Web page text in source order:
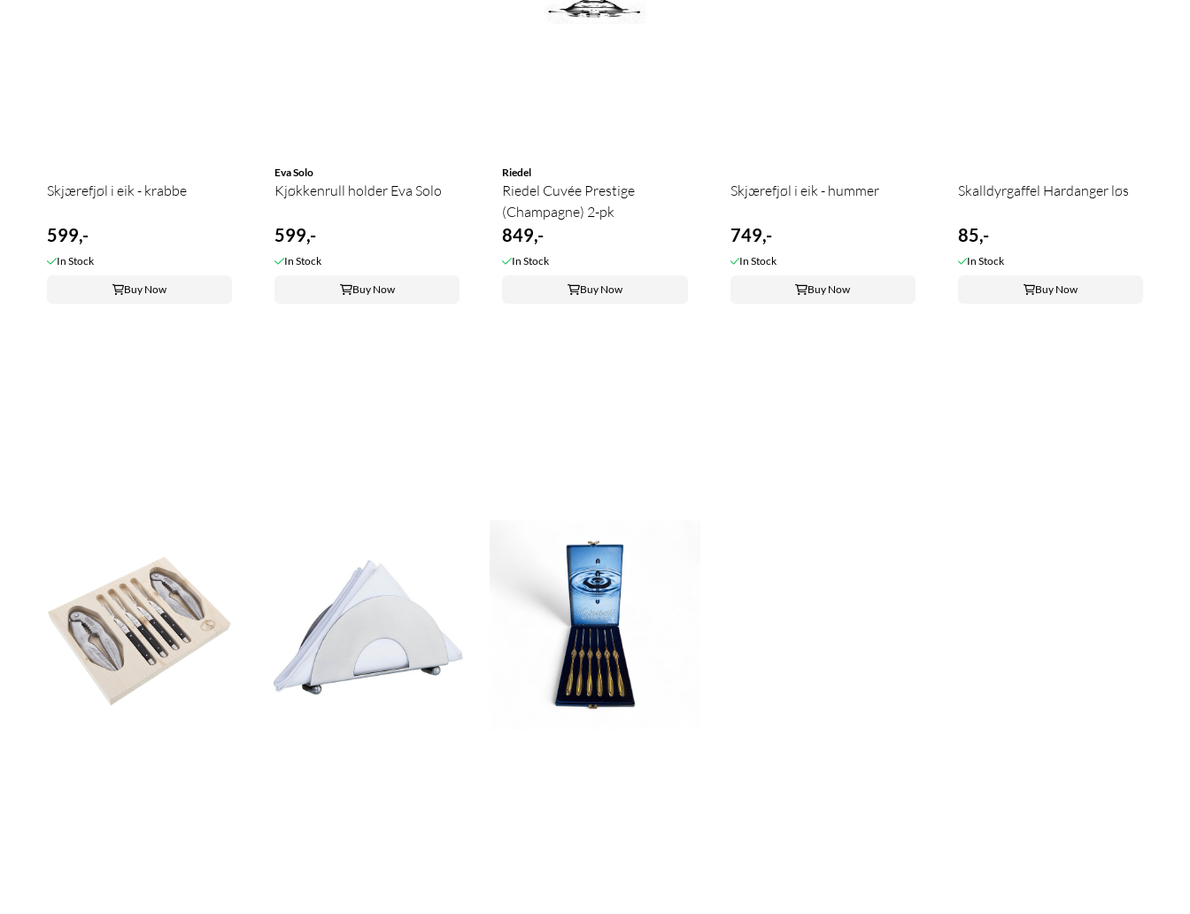
Skjærefjøl i eik - krabbe
599,-
In Stock
Buy Now
Eva Solo
Kjøkkenrull holder Eva Solo
599,-
In Stock
Buy Now
Riedel
Riedel Cuvée Prestige
(Champagne) 2-pk
849,-
In Stock
Buy Now
Skjærefjøl i eik - hummer
749,-
In Stock
Buy Now
Skalldyrgaffel Hardanger løs
85,-
In Stock
Buy Now